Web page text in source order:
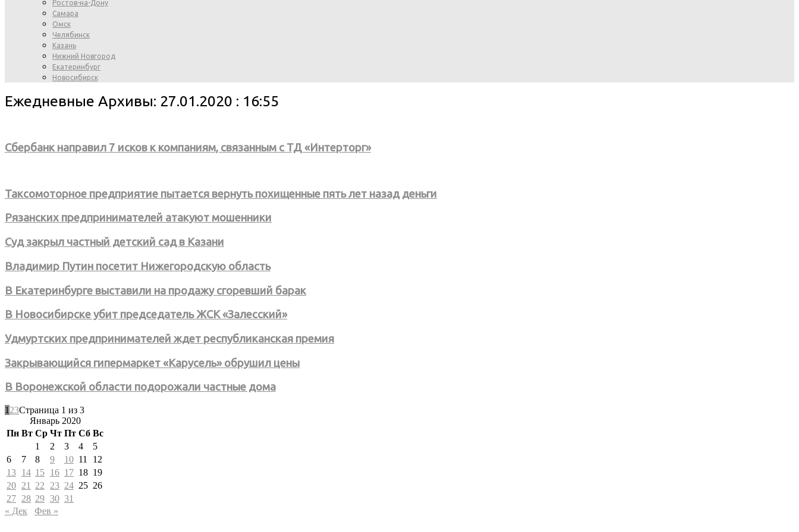
Ростов-на-Дону
Самара
Омск
Челябинск
Казань
Нижний Новгород
Екатеринбург
Новосибирск
Ежедневные Архивы: 27.01.2020 : 16:55
Сбербанк направил 7 исков к компаниям, связанным с ТД «Интерторг»
Таксомоторное предприятие пытается вернуть похищенные пять лет назад деньги
Рязанских предпринимателей атакуют мошенники
Суд закрыл частный детский сад в Казани
Владимир Путин посетит Нижегородскую область
В Екатеринбурге выставили на продажу сгоревший барак
В Новосибирске убит председатель ЖСК «Залесский»
Удмуртских предпринимателей ждет республиканская премия
Закрывающийся гипермаркет «Карусель» обрушил цены
В Воронежской области подорожали частные дома
1 23Страница 1 из 3
Январь 2020
Пн Вт Ср Чт Пт Сб Вс
1
2 3 4
5
6
7 8 9 10 11
12
13 14 15 16 17 18 19
20 21 22 23 24 25 26
27 28 29 30 31
« Дек
Фев »